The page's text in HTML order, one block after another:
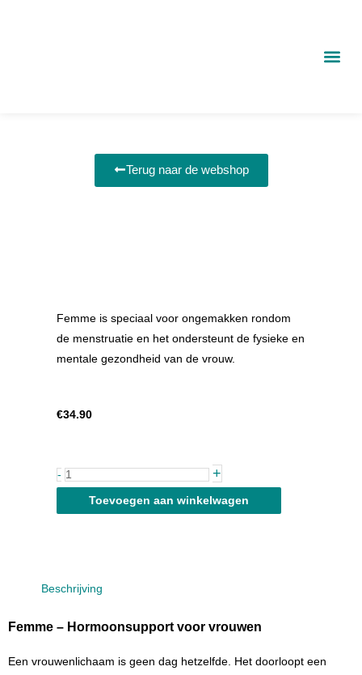
Terug naar de webshop
Femme is speciaal voor ongemakken rondom
de menstruatie en het ondersteunt de fysieke en
mentale gezondheid van de vrouw.
€34.90
- Femme
aantal
+
Toevoegen aan winkelwagen
Beschrijving
Femme – Hormoonsupport voor vrouwen
Een vrouwenlichaam is geen dag hetzelfde. Het doorloopt een